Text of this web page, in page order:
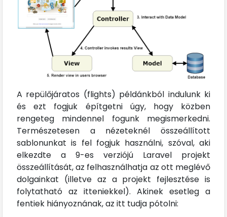
A repülőjáratos (flights) példánkból indulunk ki
és ezt fogjuk építgetni úgy, hogy közben
rengeteg mindennel fogunk megismerkedni.
Természetesen a nézeteknél összeállított
sablonunkat is fel fogjuk használni, szóval, aki
elkezdte a 9-es verziójú Laravel projekt
összeállítását, az felhasználhatja az ott meglévő
dolgainkat (illetve az a projekt fejlesztése is
folytatható az itteniekkel). Akinek esetleg a
fentiek hiányoznának, az itt tudja pótolni: